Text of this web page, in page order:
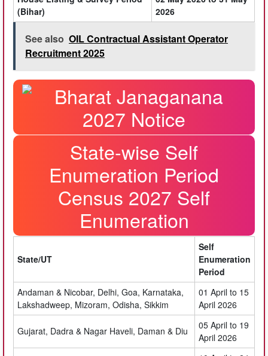
(Bihar)
2026
See also OIL Contractual Assistant Operator
Recruitment 2025
State-wise Self
Enumeration Period
Census 2027 Self
Enumeration
State/UT
Self
Enumeration
Period
Andaman & Nicobar, Delhi, Goa, Karnataka,
Lakshadweep, Mizoram, Odisha, Sikkim
01 April to 15
April 2026
Gujarat, Dadra & Nagar Haveli, Daman & Diu
05 April to 19
April 2026